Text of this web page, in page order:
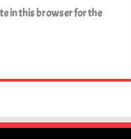
in this browser for the